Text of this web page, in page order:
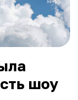
шоу